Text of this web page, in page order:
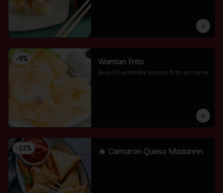
-9% Wantan Frito
lleva 10 unidades wantan frito sin carne
-13% 🔥 Camaron Queso Madanrin